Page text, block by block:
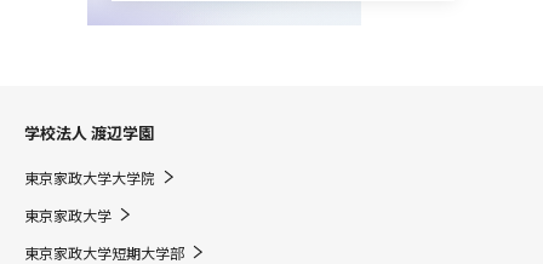
学校法人 渡辺学園
東京家政大学大学院
東京家政大学
東京家政大学短期大学部